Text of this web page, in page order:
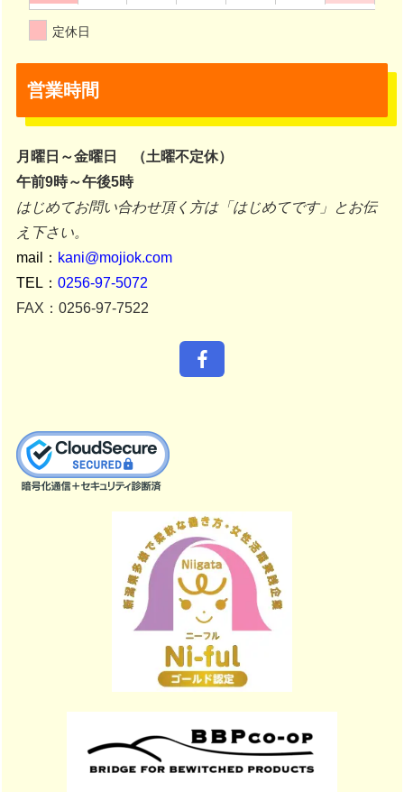
定休日
営業時間
月曜日～金曜日 （土曜不定休）
午前9時～午後5時
はじめてお問い合わせ頂く方は「はじめてです」とお伝
え下さい。
mail： kani@mojiok.com
TEL：0256-97-5072
FAX：0256-97-7522